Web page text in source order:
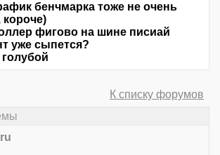
бенчмарка тоже не очень
фигово на шине писиай
уже сыпется?
К списку форумов